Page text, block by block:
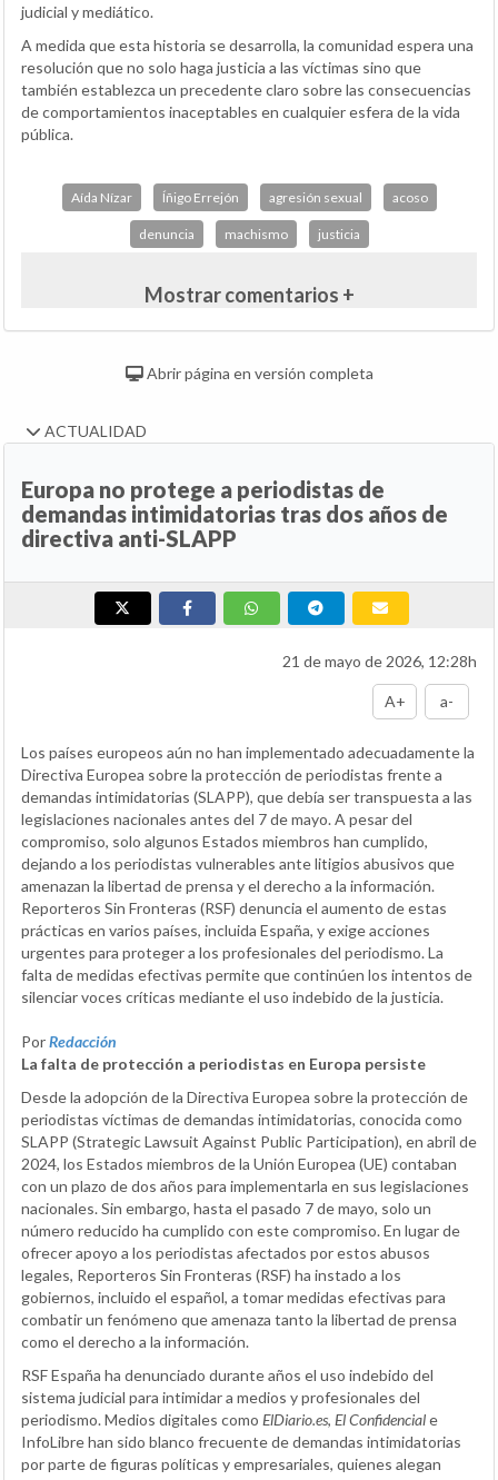
judicial y mediático.
A medida que esta historia se desarrolla, la comunidad espera una
resolución que no solo haga justicia a las víctimas sino que
también establezca un precedente claro sobre las consecuencias
de comportamientos inaceptables en cualquier esfera de la vida
pública.
Aída Nízar Íñigo Errejón agresión sexual acoso
denuncia machismo justicia
Mostrar comentarios +
Abrir página en versión completa
ACTUALIDAD
Europa no protege a periodistas de
demandas intimidatorias tras dos años de
directiva anti-SLAPP
21 de mayo de 2026, 12:28h
A+ a-
Los países europeos aún no han implementado adecuadamente la
Directiva Europea sobre la protección de periodistas frente a
demandas intimidatorias (SLAPP), que debía ser transpuesta a las
legislaciones nacionales antes del 7 de mayo. A pesar del
compromiso, solo algunos Estados miembros han cumplido,
dejando a los periodistas vulnerables ante litigios abusivos que
amenazan la libertad de prensa y el derecho a la información.
Reporteros Sin Fronteras (RSF) denuncia el aumento de estas
prácticas en varios países, incluida España, y exige acciones
urgentes para proteger a los profesionales del periodismo. La
falta de medidas efectivas permite que continúen los intentos de
silenciar voces críticas mediante el uso indebido de la justicia.
PorRedacción
La falta de protección a periodistas en Europa persiste
Desde la adopción de la Directiva Europea sobre la protección de
periodistas víctimas de demandas intimidatorias, conocida como
SLAPP (Strategic Lawsuit Against Public Participation), en abril de
2024, los Estados miembros de la Unión Europea (UE) contaban
con un plazo de dos años para implementarla en sus legislaciones
nacionales. Sin embargo, hasta el pasado 7 de mayo, solo un
número reducido ha cumplido con este compromiso. En lugar de
ofrecer apoyo a los periodistas afectados por estos abusos
legales, Reporteros Sin Fronteras (RSF) ha instado a los
gobiernos, incluido el español, a tomar medidas efectivas para
combatir un fenómeno que amenaza tanto la libertad de prensa
como el derecho a la información.
RSF España ha denunciado durante años el uso indebido del
sistema judicial para intimidar a medios y profesionales del
periodismo. Medios digitales como ElDiario.es, El Confidenciale
InfoLibre han sido blanco frecuente de demandas intimidatorias
por parte de figuras políticas y empresariales, quienes alegan